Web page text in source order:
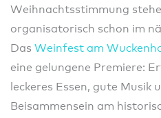
Weihnachtsstimmung
organisatorisch schon im
Das Weinfest am
eine gelungene Premiere:
leckeres Essen, gute Musik
Beisammensein am